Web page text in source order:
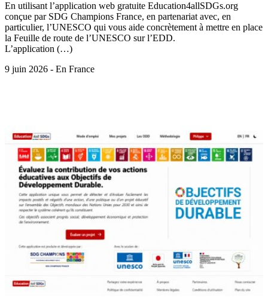
En utilisant l’application web gratuite Education4allSDGs.org
conçue par SDG Champions France, en partenariat avec, en
particulier, l’UNESCO qui vous aide concrètement à mettre en place
la Feuille de route de l’UNESCO sur l’EDD.
L’application (…)
9 juin 2026 - En France